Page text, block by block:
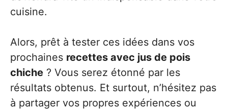
cuisine.
Alors, prêt à tester ces idées dans vos
prochaines recettes avec jus de pois
chiche ? Vous serez étonné par les
résultats obtenus. Et surtout, n’hésitez pas
à partager vos propres expériences ou